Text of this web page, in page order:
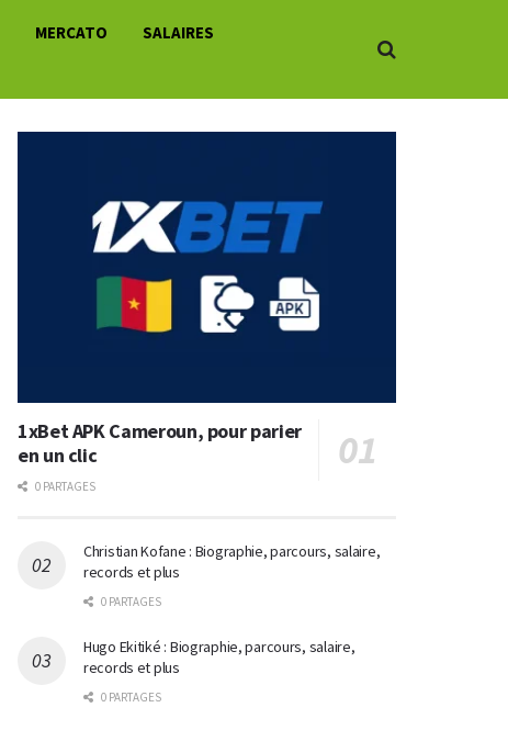
MERCATO
SALAIRES
1xBet APK Cameroun, pour parier
en un clic
0 PARTAGES
Christian Kofane : Biographie, parcours, salaire,
records et plus
0 PARTAGES
Hugo Ekitiké : Biographie, parcours, salaire,
records et plus
0 PARTAGES